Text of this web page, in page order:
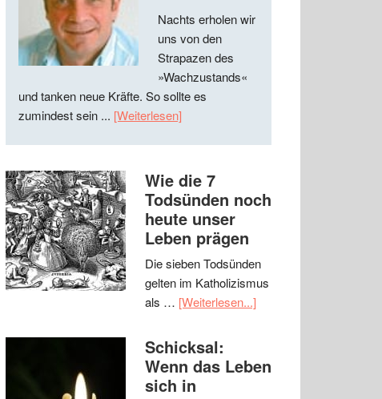
Nachts erholen wir
uns von den
Strapazen des
»Wachzustands«
und tanken neue Kräfte. So sollte es
zumindest sein ... [Weiterlesen]
Wie die 7
Todsünden noch
heute unser
Leben prägen
Die sieben Todsünden
gelten im Katholizismus
als … [Weiterlesen...]
Schicksal:
Wenn das Leben
sich in